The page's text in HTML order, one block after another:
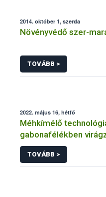
2014. október 1, szerda
Növényvédő szer-
TOVÁBB >
2022. május 16, hétfő
Méhkímélő
gabonafélékben
TOVÁBB >